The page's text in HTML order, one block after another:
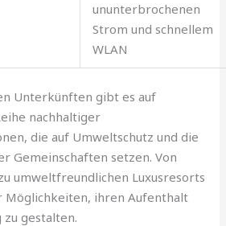
ununterbrochenen
Strom und schnellem
WLAN
Unterkünften gibt es auf
nachhaltiger
die auf Umweltschutz und die
Gemeinschaften setzen. Von
umweltfreundlichen Luxusresorts
Möglichkeiten, ihren Aufenthalt
gestalten.